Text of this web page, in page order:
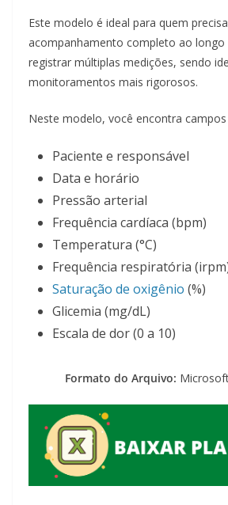
Este modelo é ideal para quem
acompanhamento completo ao longo
registrar múltiplas medições, sendo
monitoramentos mais rigorosos.
Neste modelo, você encontra
Paciente e responsável
Data e horário
Pressão arterial
Frequência cardíaca (bpm)
Temperatura (°C)
Frequência respiratória
Saturação de oxigênio (%)
Glicemia (mg/dL)
Escala de dor (0 a 10)
Formato do Arquivo: